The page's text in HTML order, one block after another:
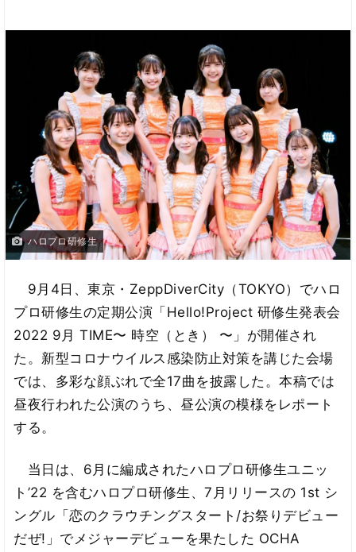
ハロプロ研修生
9月4日、東京・ZeppDiverCity（TOKYO）でハロ
プロ研修生の定期公演「Hello!Project 研修生発表会
2022 9月 TIME〜 時空（とき） 〜」が開催され
た。新型コロナウイルス感染防止対策を講じた会場
では、多彩な顔ぶれで全17曲を披露した。本稿では
昼夜行われた公演のうち、昼公演の模様をレポート
する。
当日は、6月に編成されたハロプロ研修生ユニッ
ト’22 を含むハロプロ研修生、7月リリースの 1st シ
ングル「恋のクラウチングスタート/お祭りデビュー
だぜ!」でメジャーデビューを果たした OCHA